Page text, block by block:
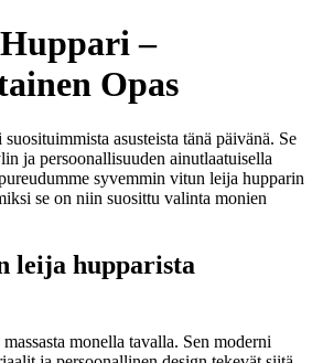
–
Opas
asusteista tänä päivänä. Se
ja persoonallisuuden ainutlaatuisella
syvemmin vitun leija hupparin
se on niin suosittu valinta monien
leija hupparista
monella tavalla. Sen moderni